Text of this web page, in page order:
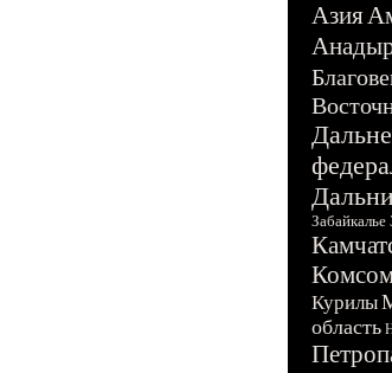
Азия
Забайкалье
Курилы
область